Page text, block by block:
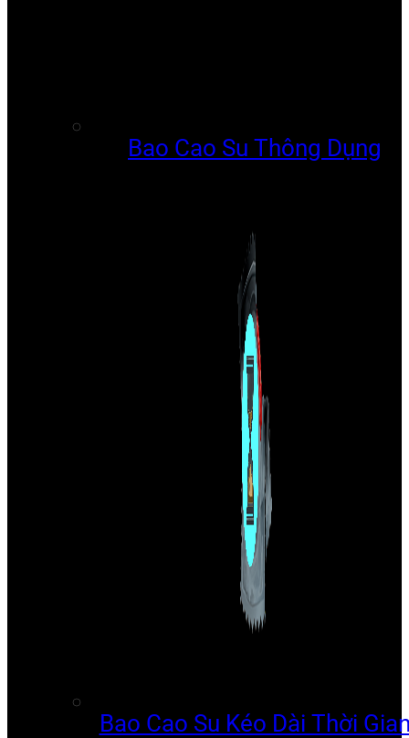
Bao Cao Su Thông Dụng
Bao Cao Su Kéo Dài Thời